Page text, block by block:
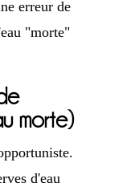
erreur de
"morte"
morte)
d'eau